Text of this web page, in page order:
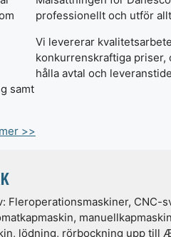
samt
>>
professionellt och utför
Vi levererar
konkurrenskraftiga priser,
hålla avtal och
Fleroperationsmaskiner,
lödning, rörbockning upp